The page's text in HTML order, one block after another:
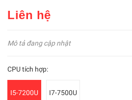
Liên hệ
Mô tả đang cập nhật
CPU tích hợp:
I5-7200U I7-7500U